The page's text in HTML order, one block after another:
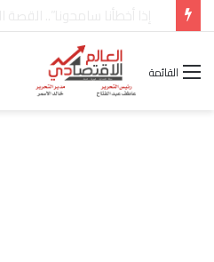
القائمة